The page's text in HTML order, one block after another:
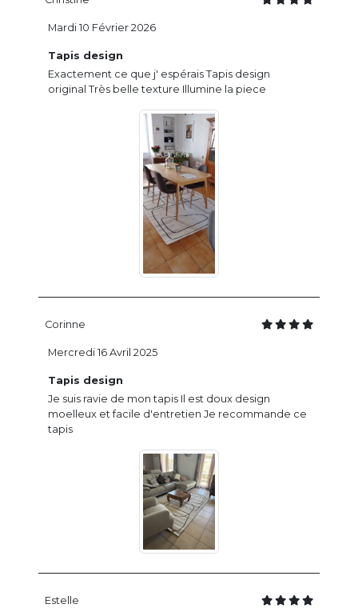
Tapis design
Exactement ce que j' espérais Tapis design
original Très belle texture Illumine la piece
Mardi 10 Février 2026
Corinne
Tapis design
Je suis ravie de mon tapis Il est doux design
moelleux et facile d'entretien Je recommande ce
tapis
Mercredi 16 Avril 2025
Estelle